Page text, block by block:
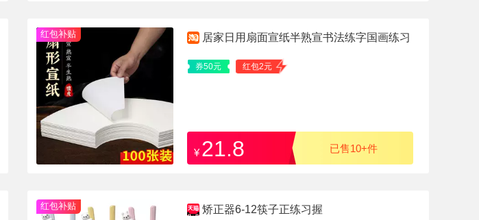
红包补贴
居家日用扇面宣纸半熟宣书法练字国画练习
生
券50元 红包2元
¥ 21.8 已售10+件
红包补贴 矫正器6-12筷子正练习握